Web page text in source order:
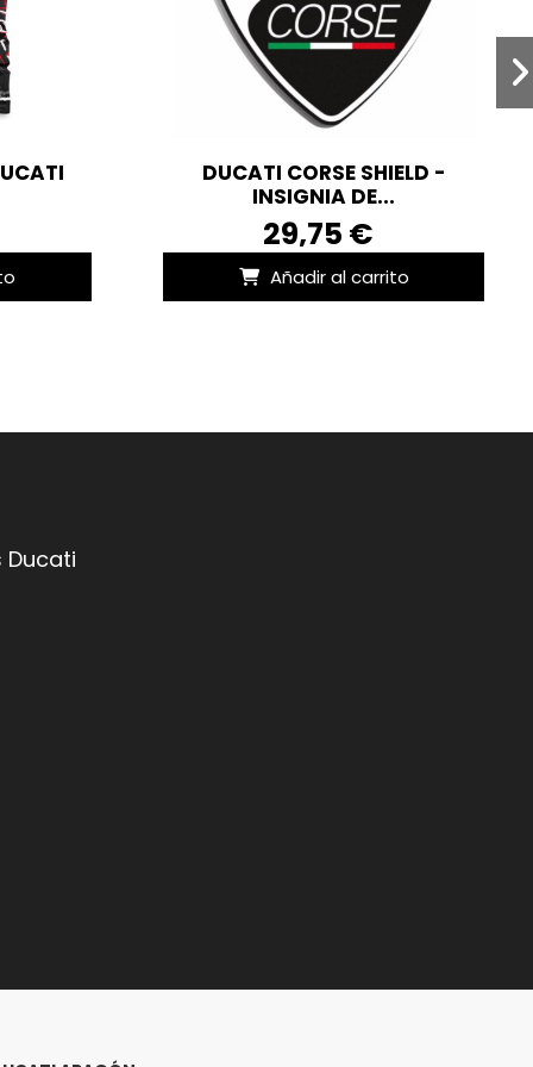
DUCATI CORSE SHIELD -
INSIGNIA DE...
29,75 €
Añadir al carrito